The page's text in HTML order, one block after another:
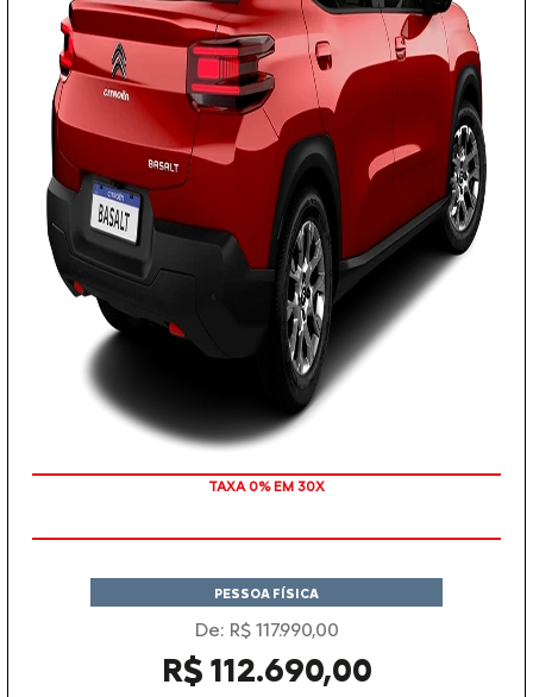
TAXA 0% EM 30X
PESSOA FÍSICA
De: R$ 117.990,00
R$ 112.690,00